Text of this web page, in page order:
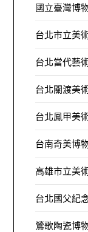
國立臺灣博
台北市立美
台北當代藝
台北關渡美
台北鳳甲美
台南奇美博
高雄市立美
台北國父紀
鶯歌陶瓷博